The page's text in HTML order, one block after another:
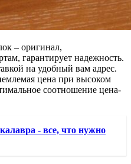
– оригинал,
гарантирует надежность.
на удобный вам адрес.
цена при высоком
соотношение цена-
- все, что нужно